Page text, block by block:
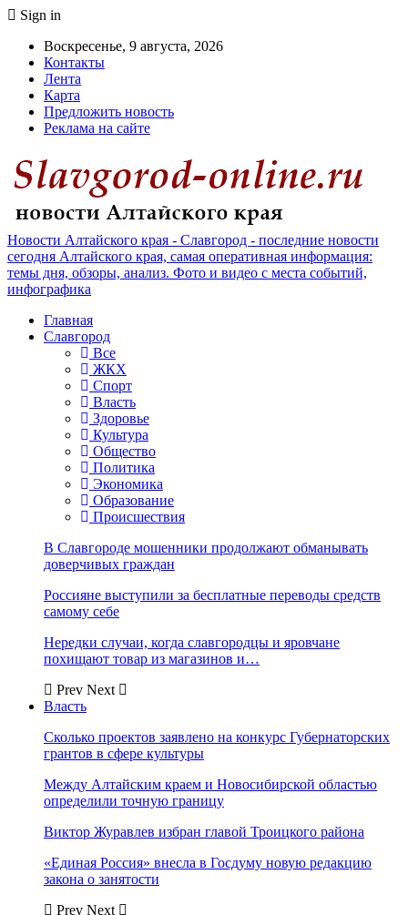
Sign in
Воскресенье, 9 августа, 2026
Контакты
Лента
Карта
Предложить новость
Реклама на сайте
Новости Алтайского края - Славгород - последние новости
сегодня Алтайского края, самая оперативная информация:
темы дня, обзоры, анализ. Фото и видео с места событий,
инфографика
Главная
Славгород
Все
ЖКХ
Спорт
Власть
Здоровье
Культура
Общество
Политика
Экономика
Образование
Происшествия
В Славгороде мошенники продолжают обманывать
доверчивых граждан
Россияне выступили за бесплатные переводы средств
самому себе
Нередки случаи, когда славгородцы и яровчане
похищают товар из магазинов и…
Prev Next
Власть
Сколько проектов заявлено на конкурс Губернаторских
грантов в сфере культуры
Между Алтайским краем и Новосибирской областью
определили точную границу
Виктор Журавлев избран главой Троицкого района
«Единая Россия» внесла в Госдуму новую редакцию
закона о занятости
Prev Next